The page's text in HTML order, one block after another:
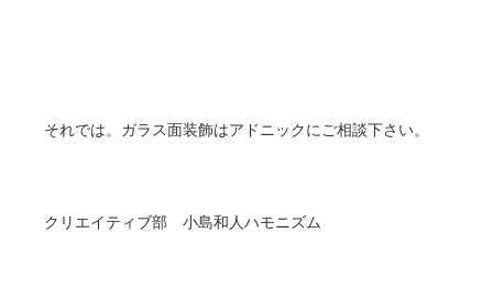
それでは。ガラス面装飾はアドニックにご相談下さい。
クリエイティブ部 小島和人ハモニズム